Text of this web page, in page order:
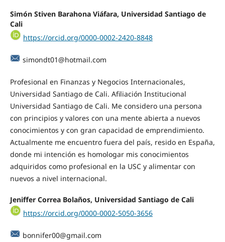
Simón Stiven Barahona Viáfara, Universidad Santiago de
Cali
https://orcid.org/0000-0002-2420-8848
simondt01@hotmail.com
Profesional en Finanzas y Negocios Internacionales,
Universidad Santiago de Cali. Afiliación Institucional
Universidad Santiago de Cali. Me considero una persona
con principios y valores con una mente abierta a nuevos
conocimientos y con gran capacidad de emprendimiento.
Actualmente me encuentro fuera del país, resido en España,
donde mi intención es homologar mis conocimientos
adquiridos como profesional en la USC y alimentar con
nuevos a nivel internacional.
Jeniffer Correa Bolaños, Universidad Santiago de Cali
https://orcid.org/0000-0002-5050-3656
bonnifer00@gmail.com